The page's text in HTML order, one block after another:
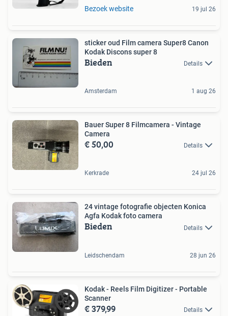
Bezoek website 19 jul 26
sticker oud Film camera Super8 Canon
Kodak Discons super 8
Bieden Details
Amsterdam 1 aug 26
Bauer Super 8 Filmcamera - Vintage
Camera
€ 50,00 Details
Kerkrade 24 jul 26
24 vintage fotografie objecten Konica
Agfa Kodak foto camera
Bieden Details
Leidschendam 28 jun 26
Kodak - Reels Film Digitizer - Portable
Scanner
€ 379,99 Details